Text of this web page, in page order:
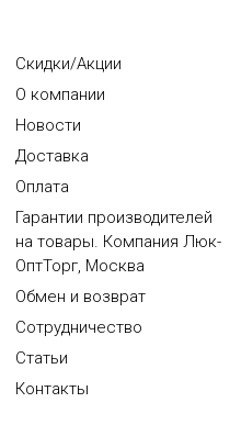
Скидки/Акции
О компании
Новости
Доставка
Оплата
Гарантии производителей
на товары. Компания Люк-
ОптТорг, Москва
Обмен и возврат
Сотрудничество
Статьи
Контакты